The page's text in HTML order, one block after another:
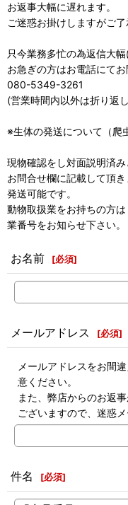
お返事大幅に遅れます。
ご迷惑お掛けしますがご了
只今業務多忙の為返信大幅
お急ぎの方はお電話にてお
080-5349-3261
(営業時間内以外は折り返
※生体の発送について（爬
現物確認をし対面説明済
お問合せ欄に記載して頂き
発送可能です。
動物取扱業をお持ちの方は
業番号をお知らせ下さい。
お名前 [必須]
メールアドレス [必須]
メールアドレスをお間
意ください。
また、弊店からのお返
ございますので、迷惑
件名 [必須]